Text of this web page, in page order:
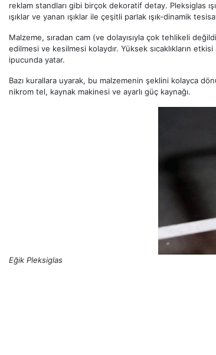
reklam standları gibi birçok dekoratif detay. Pleksiglas
ışıklar ve yanan ışıklar ile çeşitli parlak ışık-dinamik
Malzeme, sıradan cam (ve dolayısıyla çok tehlikeli
edilmesi ve kesilmesi kolaydır. Yüksek sıcaklıkların
ipucunda yatar.
Bazı kurallara uyarak, bu malzemenin şeklini kolayca
nikrom tel, kaynak makinesi ve ayarlı güç kaynağı.
Eğik Pleksiglas